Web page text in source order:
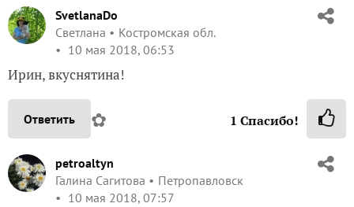
SvetlanaDo
Светлана
Костромская обл.
10 мая 2018, 06:53
Ирин, вкуснятина!
Ответить ✿ 1 Спасибо!
petroaltyn
Галина Сагитова
Петропавловск
10 мая 2018, 07:57